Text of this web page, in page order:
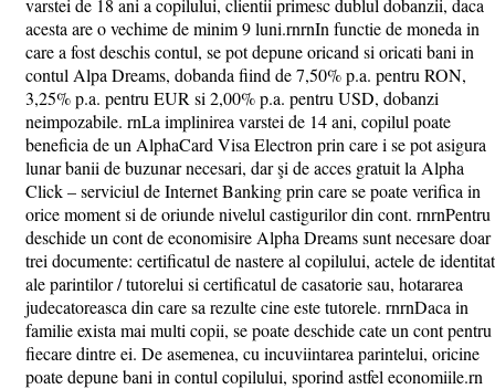
varstei de 18 ani a copilului, clientii primesc dublul dobanzii, daca
acesta are o vechime de minim 9 luni.rnrnIn functie de moneda in
care a fost deschis contul, se pot depune oricand si oricati bani in
contul Alpa Dreams, dobanda fiind de 7,50% p.a. pentru RON,
3,25% p.a. pentru EUR si 2,00% p.a. pentru USD, dobanzi
neimpozabile. rnLa implinirea varstei de 14 ani, copilul poate
beneficia de un AlphaCard Visa Electron prin care i se pot asigura
lunar banii de buzunar necesari, dar şi de acces gratuit la Alpha
Click – serviciul de Internet Banking prin care se poate verifica in
orice moment si de oriunde nivelul castigurilor din cont. rnrnPentru
deschide un cont de economisire Alpha Dreams sunt necesare doar
trei documente: certificatul de nastere al copilului, actele de
ale parintilor / tutorelui si certificatul de casatorie sau, hotararea
judecatoreasca din care sa rezulte cine este tutorele. rnrnDaca in
familie exista mai multi copii, se poate deschide cate un cont pentru
fiecare dintre ei. De asemenea, cu incuviintarea parintelui, oricine
poate depune bani in contul copilului, sporind astfel economiile.rn